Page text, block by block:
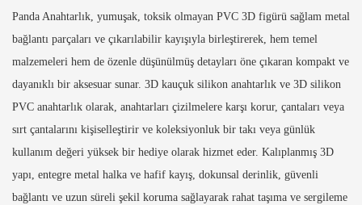
Panda Anahtarlık, yumuşak, toksik olmayan PVC 3D figürü sağlam metal
bağlantı parçaları ve çıkarılabilir kayışıyla birleştirerek, hem temel
malzemeleri hem de özenle düşünülmüş detayları öne çıkaran kompakt ve
dayanıklı bir aksesuar sunar. 3D kauçuk silikon anahtarlık ve 3D silikon
PVC anahtarlık olarak, anahtarları çizilmelere karşı korur, çantaları veya
sırt çantalarını kişiselleştirir ve koleksiyonluk bir takı veya günlük
kullanım değeri yüksek bir hediye olarak hizmet eder. Kalıplanmış 3D
yapı, entegre metal halka ve hafif kayış, dokunsal derinlik, güvenli
bağlantı ve uzun süreli şekil koruma sağlayarak rahat taşıma ve sergileme